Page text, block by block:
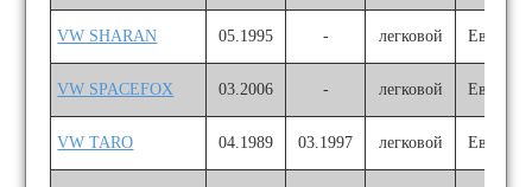
VW SHARAN 05.1995 - легковой Европа
VW SPACEFOX 03.2006 - легковой Европа
VW TARO 04.1989 03.1997 легковой Европа